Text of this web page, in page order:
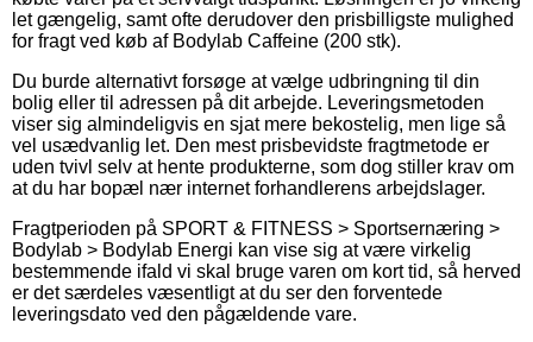
let gængelig, samt ofte derudover den prisbilligste mulighed
for fragt ved køb af Bodylab Caffeine (200 stk).
Du burde alternativt forsøge at vælge udbringning til din
bolig eller til adressen på dit arbejde. Leveringsmetoden
viser sig almindeligvis en sjat mere bekostelig, men lige så
vel usædvanlig let. Den mest prisbevidste fragtmetode er
uden tvivl selv at hente produkterne, som dog stiller krav om
at du har bopæl nær internet forhandlerens arbejdslager.
Fragtperioden på SPORT & FITNESS > Sportsernæring >
Bodylab > Bodylab Energi kan vise sig at være virkelig
bestemmende ifald vi skal bruge varen om kort tid, så herved
er det særdeles væsentligt at du ser den forventede
leveringsdato ved den pågældende vare.